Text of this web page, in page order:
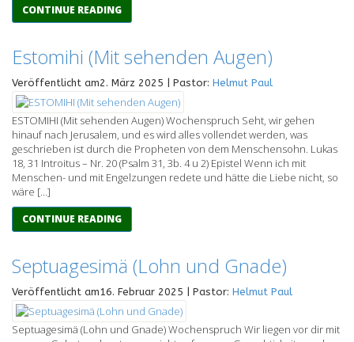
CONTINUE READING
Estomihi (Mit sehenden Augen)
Veröffentlicht am2. März 2025 | Pastor: Helmut Paul
ESTOMIHI (Mit sehenden Augen) Wochenspruch Seht, wir gehen
hinauf nach Jerusalem, und es wird alles vollendet werden, was
geschrieben ist durch die Propheten von dem Menschensohn. Lukas
18, 31 Introitus – Nr. 20 (Psalm 31, 3b. 4 u 2) Epistel Wenn ich mit
Menschen- und mit Engelzungen redete und hätte die Liebe nicht, so
wäre […]
CONTINUE READING
Septuagesimä (Lohn und Gnade)
Veröffentlicht am16. Februar 2025 | Pastor: Helmut Paul
Septuagesimä (Lohn und Gnade) Wochenspruch Wir liegen vor dir mit